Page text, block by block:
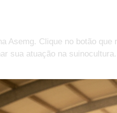
Asemg. Clique no botão
sua atuação na suinocultura.